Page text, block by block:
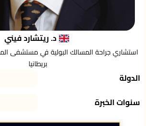
د. ريتشارد فيني
استشاري جراحة المسالك البولية في مستشفى
بريطانيا
الدولة
سنوات الخبرة